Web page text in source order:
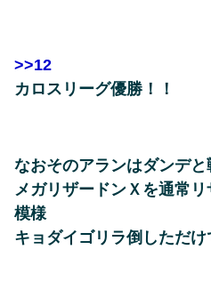
>>12
カロスリーグ優勝！！
なおそのアランはダンデ
メガリザードンＸを通常
模様
キョダイゴリラ倒しただ